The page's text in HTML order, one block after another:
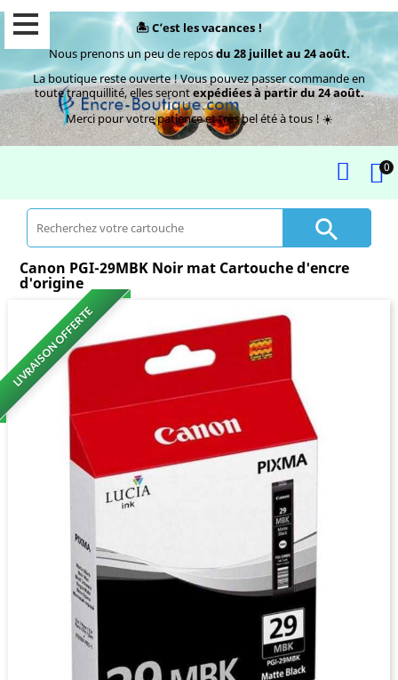
🏝️ C’est les vacances !
Nous prenons un peu de reposdu 28 juillet au 24 août.
La boutique reste ouverte ! Vous pouvez passer commande en
toute tranquillité, elles serontexpédiées à partir du 24 août.
Merci pour votre patience et très bel été à tous ! ☀️
0

Canon PGI-29MBK Noir mat Cartouche d'encre
d'origine
LIVRAISON OFFERTE